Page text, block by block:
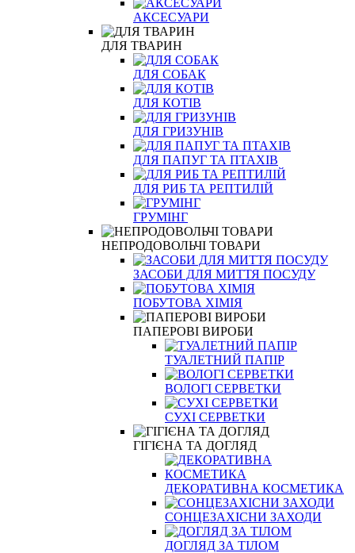
АКСЕСУАРИ
ДЛЯ ТВАРИН
ДЛЯ СОБАК
ДЛЯ КОТІВ
ДЛЯ ГРИЗУНІВ
ДЛЯ ПАПУГ ТА ПТАХІВ
ДЛЯ РИБ ТА РЕПТИЛІЙ
ГРУМІНГ
НЕПРОДОВОЛЬЧІ ТОВАРИ
ЗАСОБИ ДЛЯ МИТТЯ ПОСУДУ
ПОБУТОВА ХІМІЯ
ПАПЕРОВІ ВИРОБИ
ТУАЛЕТНИЙ ПАПІР
ВОЛОГІ СЕРВЕТКИ
СУХІ СЕРВЕТКИ
ГІГІЄНА ТА ДОГЛЯД
ДЕКОРАТИВНА КОСМЕТИКА
СОНЦЕЗАХІСНИ ЗАХОДИ
ДОГЛЯД ЗА ТІЛОМ